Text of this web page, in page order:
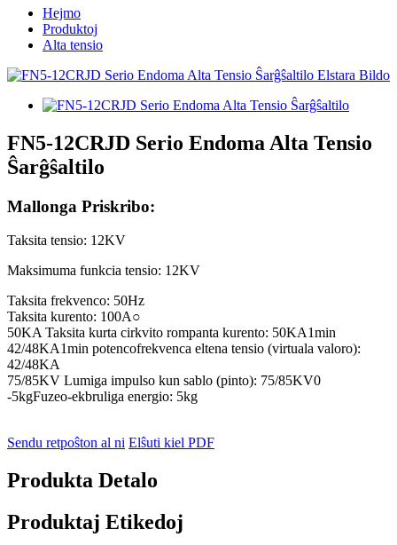
Hejmo
Produktoj
Alta tensio
FN5-12CRJD Serio Endoma Alta Tensio
Ŝarĝŝaltilo
Mallonga Priskribo:
Taksita tensio: 12KV
Maksimuma funkcia tensio: 12KV
Taksita frekvenco: 50Hz
Taksita kurento: 100A○
50KA Taksita kurta cirkvito rompanta kurento: 50KA1min
42/48KA1min potencofrekvenca eltena tensio (virtuala valoro):
42/48KA
75/85KV Lumiga impulso kun sablo (pinto): 75/85KV0
-5kgFuzeo-ekbruliga energio: 5kg
Sendu retpoŝton al ni Elŝuti kiel PDF
Produkta Detalo
Produktaj Etikedoj